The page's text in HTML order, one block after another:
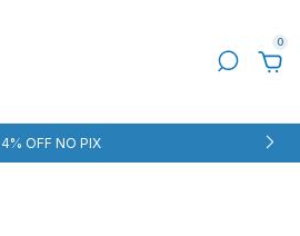
0
4% OFF NO PIX